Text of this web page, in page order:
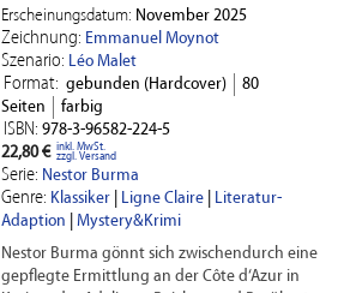
Erscheinungsdatum: November 2025
Zeichnung: Emmanuel Moynot
Szenario: Léo Malet
Format: gebunden (Hardcover)
80
Seiten
farbig
ISBN: 978-3-96582-224-5
22,80 € inkl. MwSt.
zzgl. Versand
Serie: Nestor Burma
Genre: Klassiker| Ligne Claire|
Literatur-
Adaption
Mystery&Krimi
Nestor Burma gönnt sich zwischendurch eine
gepflegte Ermittlung an der Côte d‘Azur in